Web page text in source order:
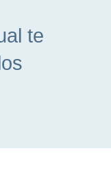
te